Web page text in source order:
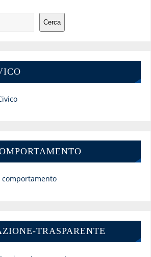
Cerca
TRASPARENTE